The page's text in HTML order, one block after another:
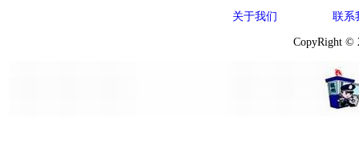
关于我们 联系
CopyRight ©